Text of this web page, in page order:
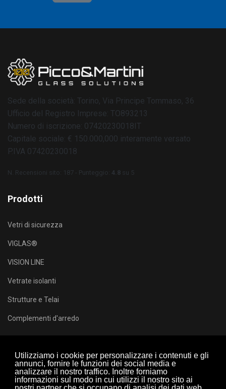
Utilizziamo i cookie per personalizzare i contenuti e gli
annunci, fornire le funzioni dei social media e
analizzare il nostro traffico. Inoltre forniamo
informazioni sul modo in cui utilizzi il nostro sito ai
Sede della società: Torino, Via Principe Tommaso, 36
Ufficio del Registro Imprese: TO893213
Numero di iscrizione: 07420230018IT
Capitale sociale: € 150.000,000 interamente versato
P.IVA 07420230018
N. Recensioni sito: 187 - Punteggio: 4.8 su 5
Prodotti
Vetri di sicurezza
VIGLAS®
VISION LINE
Vetrate isolanti
Strutture e Telai
Complementi d'arredo